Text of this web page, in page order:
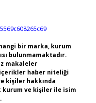
bir marka, kurum
bulunmamaktadır.
makaleler
haber niteliği
kişiler hakkında
kurum ve kişiler ile isim